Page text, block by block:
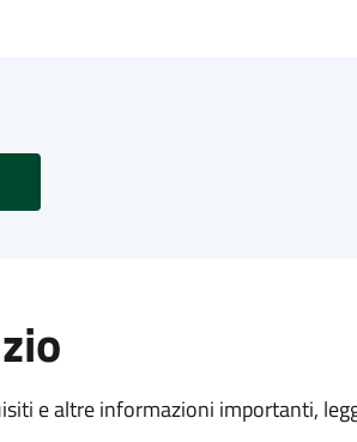
e altre informazioni importanti,